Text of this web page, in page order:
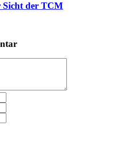
Sicht der TCM